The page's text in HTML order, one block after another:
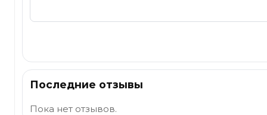
Последние отзывы
Пока нет отзывов.